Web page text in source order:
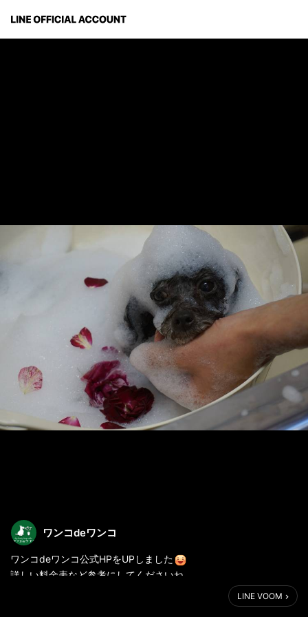
ワンコdeワンコ
ワンコdeワンコ公式HPをUPしました
詳しい料金表など参考にしてくださいね。
LINE VOOM